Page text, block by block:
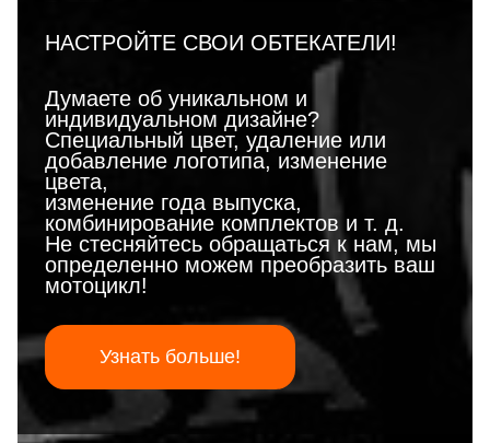
НАСТРОЙТЕ СВОИ ОБТЕКАТЕЛИ!
Думаете об уникальном и
индивидуальном дизайне?
Специальный цвет, удаление или
добавление логотипа, изменение
цвета,
изменение года выпуска,
комбинирование комплектов и т. д.
Не стесняйтесь обращаться к нам, мы
определенно можем преобразить ваш
мотоцикл!
Узнать больше!